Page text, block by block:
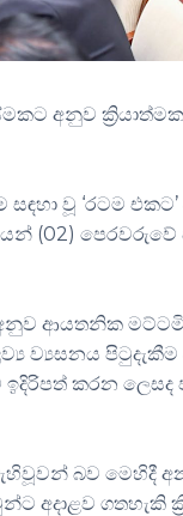
අනුව
වූ ‘රටම
පෙරවරුවේ
අනුව ආයතනික
ව්‍යසනය පිටුදැකීම
කරන ලෙසද
බව මෙහිදී
අදාළව ගතහැකි